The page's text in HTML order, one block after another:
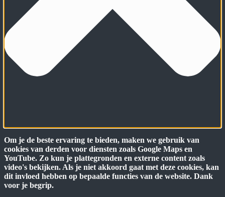
Om je de beste ervaring te bieden, maken we gebruik van
cookies van derden voor diensten zoals Google Maps en
YouTube. Zo kun je plattegronden en externe content zoals
video's bekijken. Als je niet akkoord gaat met deze cookies, kan
dit invloed hebben op bepaalde functies van de website. Dank
voor je begrip.